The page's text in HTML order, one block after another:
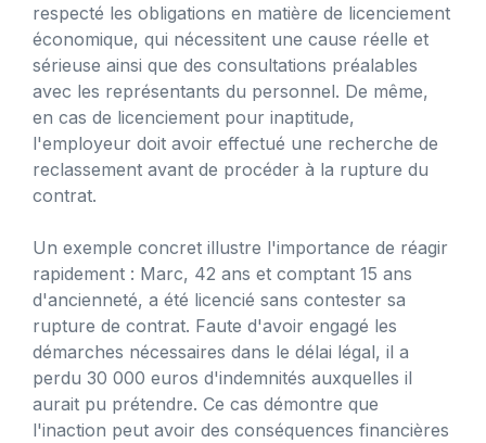
respecté les obligations en matière de licenciement
économique, qui nécessitent une cause réelle et
sérieuse ainsi que des consultations préalables
avec les représentants du personnel. De même,
en cas de licenciement pour inaptitude,
l'employeur doit avoir effectué une recherche de
reclassement avant de procéder à la rupture du
contrat.
Un exemple concret illustre l'importance de réagir
rapidement : Marc, 42 ans et comptant 15 ans
d'ancienneté, a été licencié sans contester sa
rupture de contrat. Faute d'avoir engagé les
démarches nécessaires dans le délai légal, il a
perdu 30 000 euros d'indemnités auxquelles il
aurait pu prétendre. Ce cas démontre que
l'inaction peut avoir des conséquences financières